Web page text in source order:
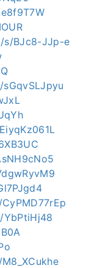
s/BJc8-JJp-e
YbPtiHj48